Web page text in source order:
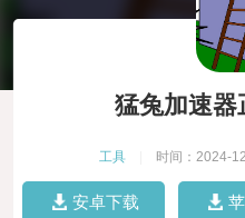
猛兔加速器
工具 时间：2024-
安卓下载